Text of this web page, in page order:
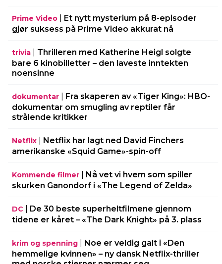
Prime Video
Et nytt mysterium på 8-episoder
gjør suksess på Prime Video akkurat nå
trivia
Thrilleren med Katherine Heigl solgte
bare 6 kinobilletter – den laveste inntekten
noensinne
dokumentar
Fra skaperen av «Tiger King»: HBO-
dokumentar om smugling av reptiler får
strålende kritikker
Netflix
Netflix har lagt ned David Finchers
amerikanske «Squid Game»-spin-off
Kommende filmer
Nå vet vi hvem som spiller
skurken Ganondorf i «The Legend of Zelda»
DC
De 30 beste superheltfilmene gjennom
tidene er kåret – «The Dark Knight» på 3. plass
krim og spenning
Noe er veldig galt i «Den
hemmelige kvinnen» – ny dansk Netflix-thriller